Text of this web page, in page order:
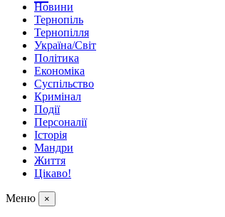
Новини
Тернопіль
Тернопілля
Україна/Світ
Політика
Економіка
Суспільство
Кримінал
Події
Персоналії
Історія
Мандри
Життя
Цікаво!
Меню ×